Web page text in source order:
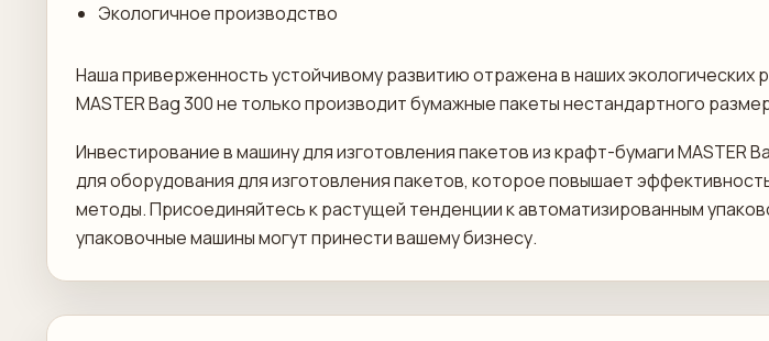
Экологичное производство
Наша приверженность устойчивому развитию отражена в наших экологических
MASTER Bag 300 не только производит бумажные пакеты нестандартного
Инвестирование в машину для изготовления пакетов из крафт-бумаги
для оборудования для изготовления пакетов, которое повышает
методы. Присоединяйтесь к растущей тенденции к автоматизированным
упаковочные машины могут принести вашему бизнесу.